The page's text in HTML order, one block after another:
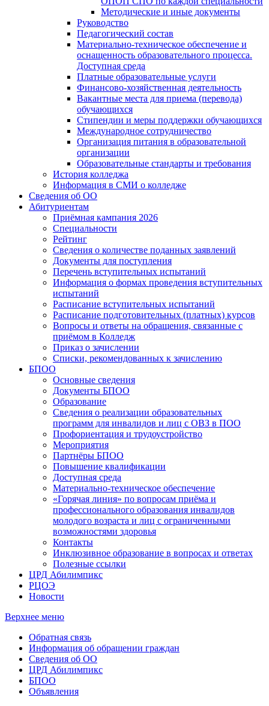
Методические и иные документы
Руководство
Педагогический состав
Материально-техническое обеспечение и
оснащенность образовательного процесса.
Доступная среда
Платные образовательные услуги
Финансово-хозяйственная деятельность
Вакантные места для приема (перевода)
обучающихся
Стипендии и меры поддержки обучающихся
Международное сотрудничество
Организация питания в образовательной
организации
Образовательные стандарты и требования
История колледжа
Информация в СМИ о колледже
Сведения об ОО
Абитуриентам
Приёмная кампания 2026
Специальности
Рейтинг
Сведения о количестве поданных заявлений
Документы для поступления
Перечень вступительных испытаний
Информация о формах проведения вступительных
испытаний
Расписание вступительных испытаний
Расписание подготовительных (платных) курсов
Вопросы и ответы на обращения, связанные с
приёмом в Колледж
Приказ о зачислении
Списки, рекомендованных к зачислению
БПОО
Основные сведения
Документы БПОО
Образование
Сведения о реализации образовательных
программ для инвалидов и лиц с ОВЗ в ПОО
Профориентация и трудоустройство
Мероприятия
Партнёры БПОО
Повышение квалификации
Доступная среда
Материально-техническое обеспечение
«Горячая линия» по вопросам приёма и
профессионального образования инвалидов
молодого возраста и лиц с ограниченными
возможностями здоровья
Контакты
Инклюзивное образование в вопросах и ответах
Полезные ссылки
ЦРД Абилимпикс
РЦОЭ
Новости
Верхнее меню
Обратная связь
Информация об обращении граждан
Сведения об ОО
ЦРД Абилимпикс
БПОО
Объявления